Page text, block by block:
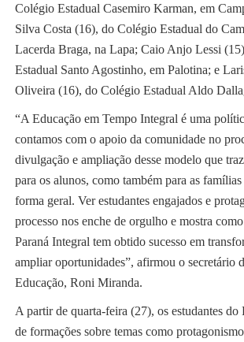
Colégio Estadual Casemiro Karman, em
Silva Costa (16), do Colégio Estadual do
Lacerda Braga, na Lapa; Caio Anjo Lessi
Estadual Santo Agostinho, em Palotina; e
Oliveira (16), do Colégio Estadual Aldo
“A Educação em Tempo Integral é uma
contamos com o apoio da comunidade no
divulgação e ampliação desse modelo que
para os alunos, como também para as famílias
forma geral. Ver estudantes engajados e
processo nos enche de orgulho e mostra
Paraná Integral tem obtido sucesso em
ampliar oportunidades”, afirmou o secretário
Educação, Roni Miranda.
A partir de quarta-feira (27), os estudantes do
de formações sobre temas como